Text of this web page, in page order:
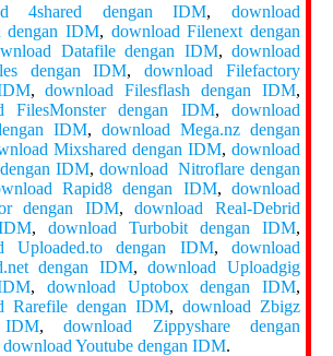
4shared dengan IDM,download
dengan IDM, download Filenext dengan
Datafile dengan IDM,download
dengan IDM,download Filefactory
,download Filesflash dengan IDM,
FilesMonster dengan IDM,download
IDM, download Mega.nz dengan
Mixshared dengan IDM,download
IDM, download Nitroflare dengan
Rapid8 dengan IDM,download
dengan IDM,download Real-Debrid
, download Turbobit dengan IDM,
Uploaded.to dengan IDM,download
dengan IDM,download Uploadgig
,download Uptobox dengan IDM,
Rarefile dengan IDM, download Zbigz
IDM,download Zippyshare dengan
download Youtube dengan IDM.